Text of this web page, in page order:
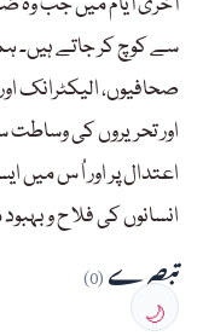
سے کوچ کر جاتے ہیں۔
صحافیوں، الیکٹرانک
اور تحریروں کی
اعتدال پر اور اُ س میں
انسانوں کی فلا ح و
تبصرے(0)
🌙